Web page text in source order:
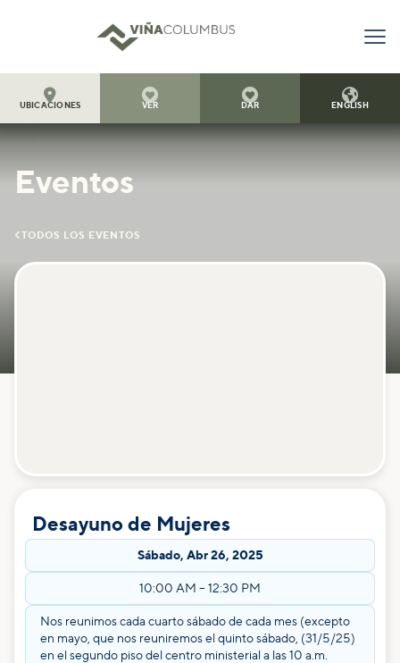

UBICACIONES

VER

DAR

ENGLISH
Eventos
TODOS LOS EVENTOS
Desayuno de Mujeres
Sábado, Abr 26, 2025
10:00 AM – 12:30 PM
Nos reunimos cada cuarto sábado de cada mes (excepto
en mayo, que nos reuniremos el quinto sábado, (31/5/25)
en el segundo piso del centro ministerial a las 10 a.m.